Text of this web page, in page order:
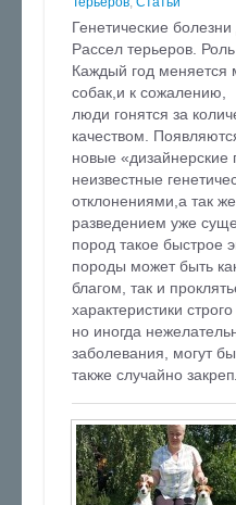
Генетические
Рассел терьеров. Роль
Каждый год меняется
собак,и к сожалению,
люди гонятся за
качеством.
новые
неизвестные
отклонениями,а так
разведением уже
пород такое быстрое
породы может быть
благом, так и
характеристики
но иногда
заболевания, могут
также случайно